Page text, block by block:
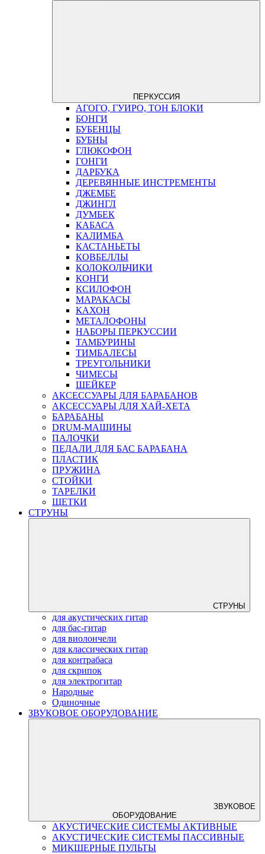
ПЕРКУССИЯ
АГОГО, ГУИРО, ТОН БЛОКИ
БОНГИ
БУБЕНЦЫ
БУБНЫ
ГЛЮКОФОН
ГОНГИ
ДАРБУКА
ДЕРЕВЯННЫЕ ИНСТРЕМЕНТЫ
ДЖЕМБЕ
ДЖИНГЛ
ДУМБЕК
КАБАСА
КАЛИМБА
КАСТАНЬЕТЫ
КОВБЕЛЛЫ
КОЛОКОЛЬЧИКИ
КОНГИ
КСИЛОФОН
МАРАКАСЫ
КАХОН
МЕТАЛОФОНЫ
НАБОРЫ ПЕРКУССИИ
ТАМБУРИНЫ
ТИМБАЛЕСЫ
ТРЕУГОЛЬНИКИ
ЧИМЕСЫ
ШЕЙКЕР
АКСЕССУАРЫ ДЛЯ БАРАБАНОВ
АКСЕССУАРЫ ДЛЯ ХАЙ-ХЕТА
БАРАБАНЫ
DRUM-МАШИНЫ
ПАЛОЧКИ
ПЕДАЛИ ДЛЯ БАС БАРАБАНА
ПЛАСТИК
ПРУЖИНА
СТОЙКИ
ТАРЕЛКИ
ЩЕТКИ
СТРУНЫ
СТРУНЫ
для акустических гитар
для бас-гитар
для виолончели
для классических гитар
для контрабаса
для скрипок
для электрогитар
Народные
Одиночные
ЗВУКОВОЕ ОБОРУДОВАНИЕ
ЗВУКОВОЕ
ОБОРУДОВАНИЕ
АКУСТИЧЕСКИЕ СИСТЕМЫ АКТИВНЫЕ
АКУСТИЧЕСКИЕ СИСТЕМЫ ПАССИВНЫЕ
МИКШЕРНЫЕ ПУЛЬТЫ